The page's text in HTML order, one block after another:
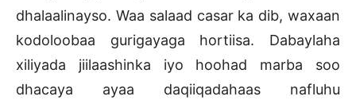
dhalaalinayso. Waa salaad casar ka dib, waxaan
kodoloobaa gurigayaga hortiisa. Dabaylaha
xiliyada jiilaashinka iyo hoohad marba soo
dhacaya ayaa daqiiqadahaas nafluhu